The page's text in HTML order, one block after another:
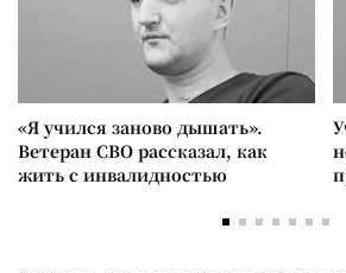
«Я учился заново дышать».
Ветеран СВО рассказал, как
жить с инвалидностью